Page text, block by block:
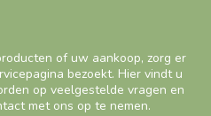
of uw aankoop, zorg er
bezoekt. Hier vindt u
op veelgestelde vragen en
met ons op te nemen.